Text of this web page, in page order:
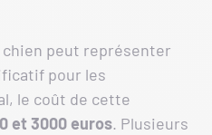
chien peut représenter
pour les
le coût de cette
et 3000 euros. Plusieurs